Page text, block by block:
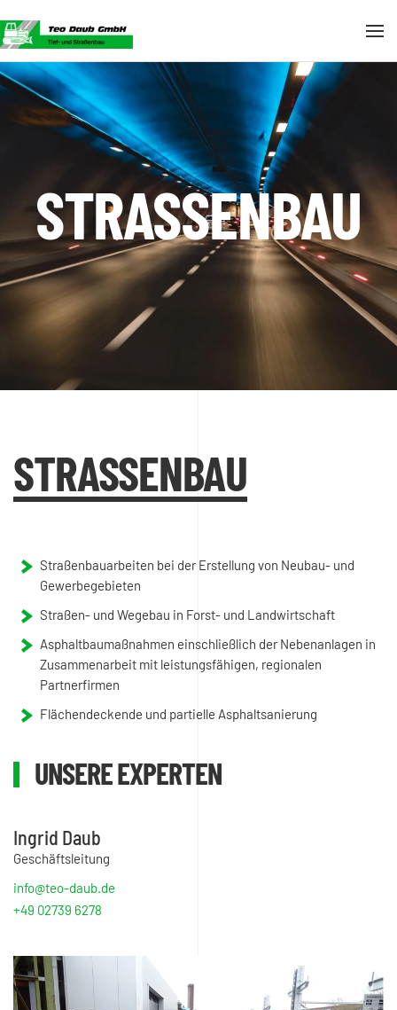
Skip to main content
STRASSEN­BAU
STRASSENBAU
Straßenbauarbeiten bei der Erstellung von Neubau- und
Gewerbegebieten
Straßen- und Wegebau in Forst- und Landwirtschaft
Asphaltbaumaßnahmen einschließlich der Nebenanlagen in
Zusammenarbeit mit leistungsfähigen, regionalen
Partnerfirmen
Flächendeckende und partielle Asphaltsanierung
UNSERE EXPERTEN
Ingrid Daub
Geschäftsleitung
info@teo-daub.de
+49 02739 6278